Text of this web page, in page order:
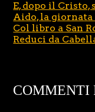
E, dopo il Cristo,
Aido, la
Col libro a San
Reduci da
COMMENTI